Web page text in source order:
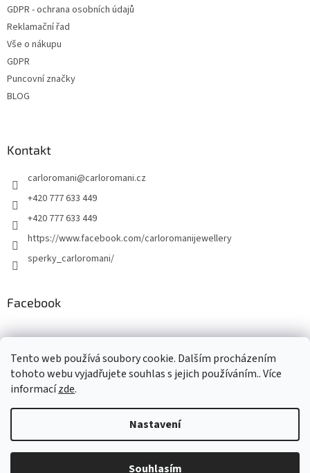
Tento web používá soubory cookie. Dalším procházením
tohoto webu vyjadřujete souhlas s jejich používáním.. Více
informacízde.
Nastavení
Souhlasím
GDPR - ochrana osobních údajů
Reklamační řad
Vše o nákupu
GDPR
Puncovní značky
BLOG
Kontakt
carloromani@carloromani.cz
+420 777 633 449
+420 777 633 449
https://www.facebook.com/carloromanijewellery
sperky_carloromani/
Facebook
Instagram
Copyright 2026www.carloromani-shop.cz. Všechna práva
Upravit nastavení cookies